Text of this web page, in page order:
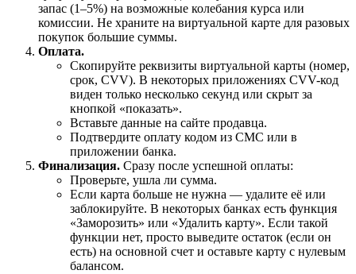
запас (1–5%) на возможные колебания курса или
комиссии. Не храните на виртуальной карте для разовых
покупок большие суммы.
Оплата.
Скопируйте реквизиты виртуальной карты (номер,
срок, CVV). В некоторых приложениях CVV-код
виден только несколько секунд или скрыт за
кнопкой «показать».
Вставьте данные на сайте продавца.
Подтвердите оплату кодом из СМС или в
приложении банка.
Финализация. Сразу после успешной оплаты:
Проверьте, ушла ли сумма.
Если карта больше не нужна — удалите её или
заблокируйте. В некоторых банках есть функция
«Заморозить» или «Удалить карту». Если такой
функции нет, просто выведите остаток (если он
есть) на основной счет и оставьте карту с нулевым
балансом.